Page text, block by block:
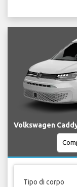
Volkswagen
Tipo di corpo